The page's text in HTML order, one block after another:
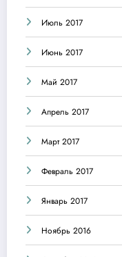
Июль 2017
Июнь 2017
Май 2017
Апрель 2017
Март 2017
Февраль 2017
Январь 2017
Ноябрь 2016